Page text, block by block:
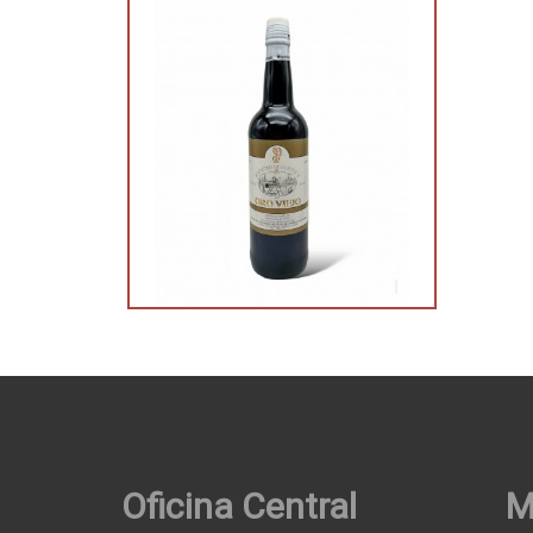
Oficina Central